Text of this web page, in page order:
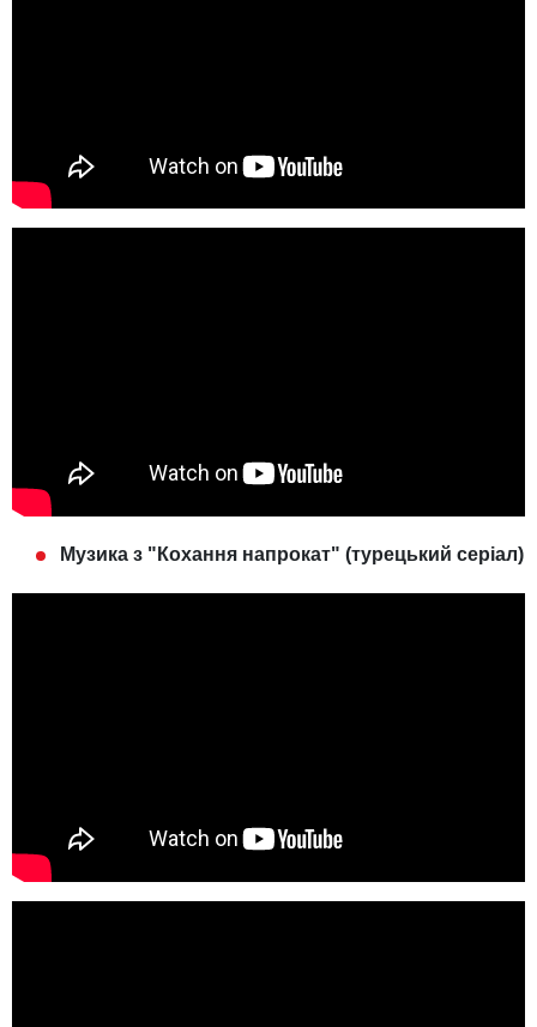
Музика з "Кохання напрокат" (турецький серіал)